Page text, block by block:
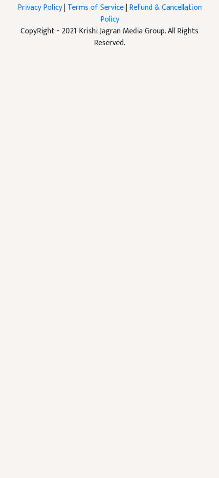
Privacy Policy|Terms of Service|Refund & Cancellation
Policy
CopyRight - 2021 Krishi Jagran Media Group. All Rights
Reserved.